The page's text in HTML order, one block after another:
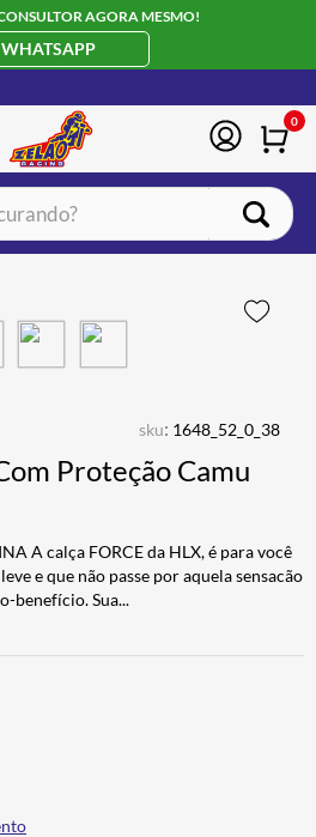
AGORA MESMO!
WHATSAPP
0
sku: 1648_52_0_38
Proteção Camu
A calça FORCE da HLX, é para você
e que não passe por aquela sensacão
benefício. Sua...